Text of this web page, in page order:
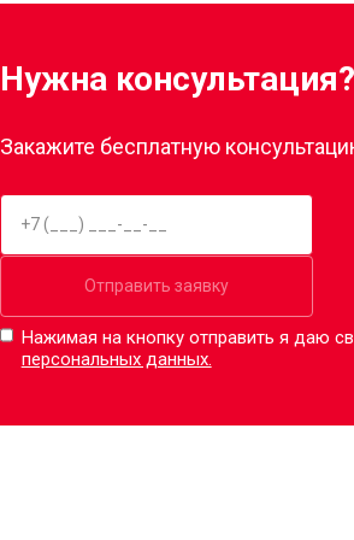
Нужна консультация?
Закажите бесплатную
Отправить заявку
Нажимая на кнопку отправить я даю
персональных данных.